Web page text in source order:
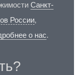
Санкт-
России,
о нас.